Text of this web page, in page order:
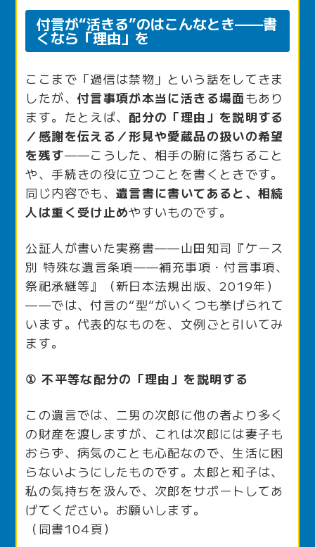
付言が“活きる”のはこんなとき——書
くなら「理由」を
ここまで「過信は禁物」という話をしてきま
したが、 付言事項が本当に活きる場面もあり
ます。たとえば、 配分の「理由」を説明する
／感謝を伝える／形見や愛蔵品の扱いの希望
を残す——こうした、相手の腑に落ちること
や、手続きの役に立つことを書くときです。
同じ内容でも、遺言書に書いてあると、相続
人は重く受け止めやすいものです。
公証人が書いた実務書——山田知司『ケース
別 特殊な遺言条項——補充事項・付言事項、
祭祀承継等』（新日本法規出版、2019年）
——では、付言の“型”がいくつも挙げられて
います。代表的なものを、文例ごと引いてみ
ます。
① 不平等な配分の「理由」を説明する
この遺言では、二男の次郎に他の者より多く
の財産を渡しますが、これは次郎には妻子も
おらず、病気のことも心配なので、生活に困
らないようにしたものです。太郎と和子は、
私の気持ちを汲んで、次郎をサポートしてあ
げてください。お願いします。
（同書104頁）